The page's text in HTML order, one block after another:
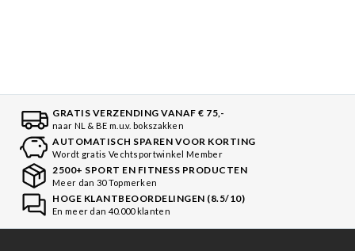
GRATIS VERZENDING VANAF € 75,-
naar NL & BE m.u.v. bokszakken
AUTOMATISCH SPAREN VOOR KORTING
Wordt gratis Vechtsportwinkel Member
2500+ SPORT EN FITNESS PRODUCTEN
Meer dan 30 Topmerken
HOGE KLANTBEOORDELINGEN (8.5/10)
En meer dan 40.000 klanten